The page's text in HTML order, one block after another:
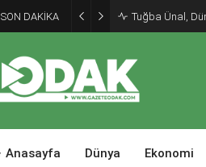
SON DAKİKA Tuğba Ünal,
Anasayfa Dünya Ekonomi